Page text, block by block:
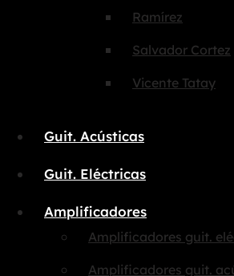
Ramírez
Salvador Cortez
Vicente Tatay
Guit. Acústicas
Guit. Eléctricas
Amplificadores
Amplificadores guit.
Amplificadores guit.